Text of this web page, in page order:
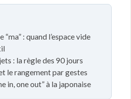
: quand l’espace vide
: la règle des 90 jours
le rangement par gestes
in, one out” à la japonaise